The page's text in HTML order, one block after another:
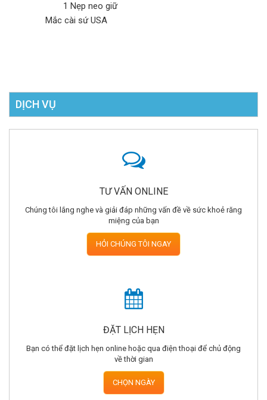
1 Nẹp neo giữ
Mắc cài sứ USA
DỊCH VỤ
TƯ VẤN ONLINE
Chúng tôi lắng nghe và giải đáp những vấn đề về sức khoẻ răng
miệng của bạn
HỎI CHÚNG TÔI NGAY
ĐẶT LỊCH HẸN
Bạn có thể đặt lịch hẹn online hoặc qua điện thoại để chủ động
về thời gian
CHỌN NGÀY